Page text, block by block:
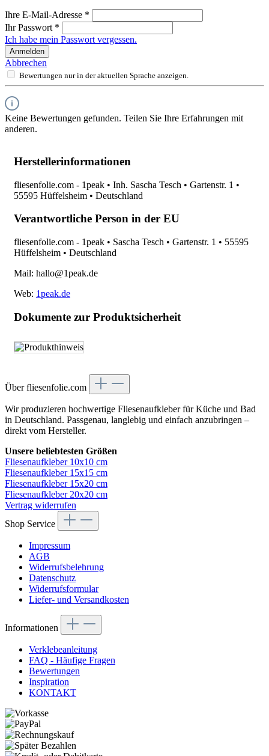
Ihre E-Mail-Adresse *
Ihr Passwort *
Ich habe mein Passwort vergessen.
Anmelden
Abbrechen
Bewertungen nur in der aktuellen Sprache anzeigen.
Keine Bewertungen gefunden. Teilen Sie Ihre Erfahrungen mit
anderen.
Herstellerinformationen
fliesenfolie.com - 1peak • Inh. Sascha Tesch • Gartenstr. 1 •
55595 Hüffelsheim • Deutschland
Verantwortliche Person in der EU
fliesenfolie.com - 1peak • Sascha Tesch • Gartenstr. 1 • 55595
Hüffelsheim • Deutschland
Mail: hallo@1peak.de
Web: 1peak.de
Dokumente zur Produktsicherheit
Über fliesenfolie.com
Wir produzieren hochwertige Fliesenaufkleber für Küche und Bad
in Deutschland. Passgenau, langlebig und einfach anzubringen –
direkt vom Hersteller.
Unsere beliebtesten Größen
Fliesenaufkleber 10x10 cm
Fliesenaufkleber 15x15 cm
Fliesenaufkleber 15x20 cm
Fliesenaufkleber 20x20 cm
Vertrag widerrufen
Shop Service
Impressum
AGB
Widerrufsbelehrung
Datenschutz
Widerrufsformular
Liefer- und Versandkosten
Informationen
Verklebeanleitung
FAQ - Häufige Fragen
Bewertungen
Inspiration
KONTAKT